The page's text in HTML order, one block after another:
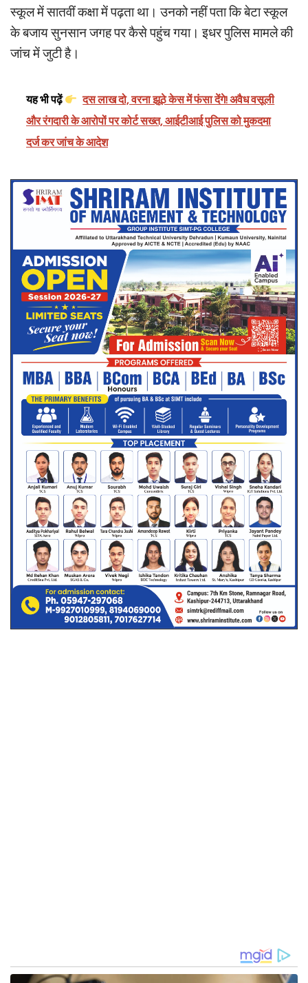
स्कूल में सातवीं कक्षा में पढ़ता था। उनको नहीं पता कि बेटा स्कूल
के बजाय सुनसान जगह पर कैसे पहुंच गया। इधर पुलिस मामले की
जांच में जुटी है।
यह भी पढ़ें
दस लाख दो, वरना झूठे केस में फंसा देंगे! अवैध वसूली
और रंगदारी के आरोपों पर कोर्ट सख्त, आईटीआई पुलिस को मुकदमा
दर्ज कर जांच के आदेश